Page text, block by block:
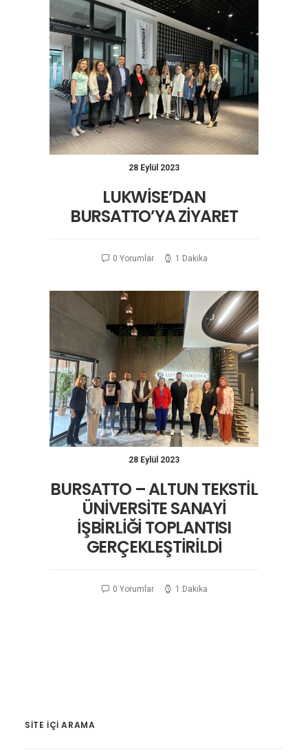
28 Eylül 2023
LUKWİSE’DAN
BURSATTO’YA ZİYARET
0 Yorumlar 1 Dakika
28 Eylül 2023
BURSATTO – ALTUN TEKSTİL
ÜNİVERSİTE SANAYİ
İŞBİRLİĞİ TOPLANTISI
GERÇEKLEŞTİRİLDİ
0 Yorumlar 1 Dakika
SITE IÇI ARAMA